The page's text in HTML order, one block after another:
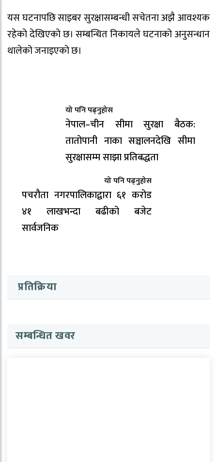
यस घटनापछि साइबर सुरक्षासम्बन्धी सचेतना अझै आवश्यक
रहेको देखिएको छ। सम्बन्धित निकायले घटनाको अनुसन्धान
थालेको जनाइएको छ।
यो पनि पढ्नुहोस
नेपाल–चीन सीमा सुरक्षा बैठक:
तातोपानी नाका सञ्चालनदेखि सीमा
सुरक्षासम्म साझा प्रतिबद्धता
यो पनि पढ्नुहोस
पचरौता नगरपालिकाद्वारा ६१ करोड
४१ लाखभन्दा बढीको बजेट
सार्वजनिक
प्रतिक्रिया
सम्बन्धित खवर